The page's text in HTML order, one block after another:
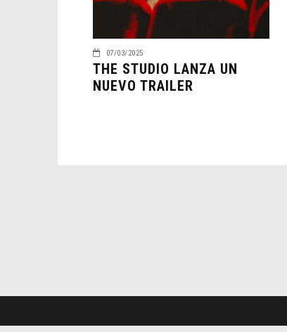
07/03/2025
THE STUDIO LANZA UN
NUEVO TRAILER